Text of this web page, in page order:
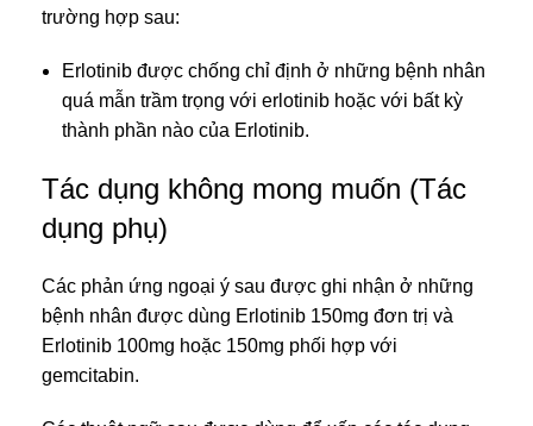
trường hợp sau:
Erlotinib được chống chỉ định ở những bệnh nhân
quá mẫn trầm trọng với erlotinib hoặc với bất kỳ
thành phần nào của Erlotinib.
Tác dụng không mong muốn (Tác
dụng phụ)
Các phản ứng ngoại ý sau được ghi nhận ở những
bệnh nhân được dùng Erlotinib 150mg đơn trị và
Erlotinib 100mg hoặc 150mg phối hợp với
gemcitabin.